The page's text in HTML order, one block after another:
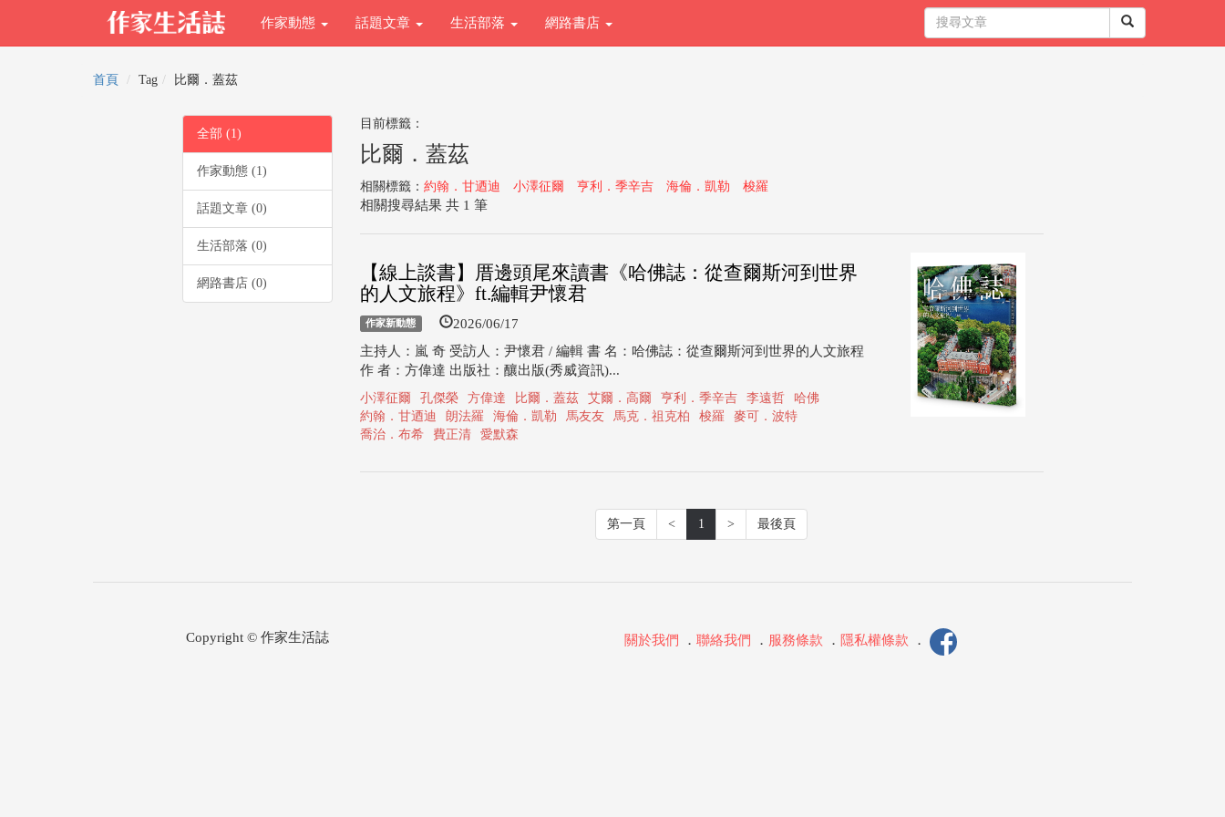
作家動態 話題文章 生活部落 網路書店
首頁 Tag 比爾．蓋茲
全部 (1)
作家動態 (1)
話題文章 (0)
生活部落 (0)
網路書店 (0)
目前標籤：
比爾．蓋茲
相關標籤： 約翰．甘迺迪 小澤征爾 亨利．季辛吉 海倫．凱勒 梭羅
相關搜尋結果 共 1 筆
【線上談書】厝邊頭尾來讀書《哈佛誌：從查爾斯河到世界
的人文旅程》ft.編輯尹懷君
作家新動態 2026/06/17
主持人：嵐 奇 受訪人：尹懷君 / 編輯 書 名：哈佛誌：從查爾斯河到世界的人文旅程
作 者：方偉達 出版社：釀出版(秀威資訊)...
小澤征爾 孔傑榮 方偉達 比爾．蓋茲 艾爾．高爾 亨利．季辛吉 李遠哲
哈佛
約翰．甘迺迪
朗法羅 海倫．凱勒 馬友友 馬克．祖克柏 梭羅
麥可．波特
喬治．布希
費正清 愛默森
第一頁 < 1 > 最後頁
Copyright © 作家生活誌 關於我們 ． 聯絡我們 ． 服務條款 ． 隱私權條款 ．